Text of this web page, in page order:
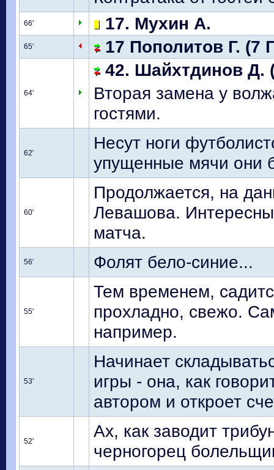
66' 17. Мухин А.
65' 17 Пополитов Г. (7
64'
42. Шайхтдинов Д.
Вторая замена у
гостями.
62'
Несут ноги
упущенные мячи они
60'
Продолжается, на
Левашова.
матча.
56' Фолят бело-синие...
55'
Тем временем,
прохладно, свежо.
например.
53'
Начинает
игры - она, как
автором и откроет
52'
Ах, как заводит
черногорец